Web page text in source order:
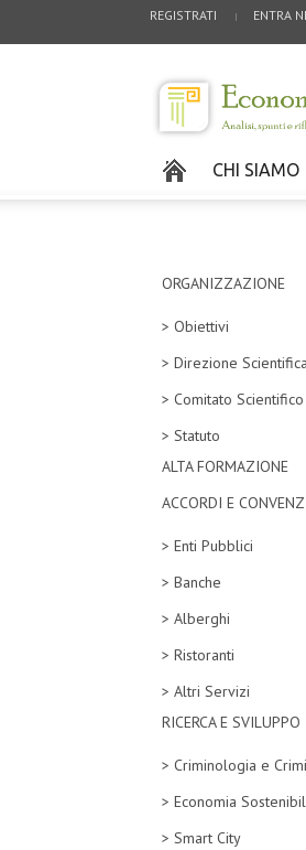
REGISTRATI ENTRA
CHI SIAMO
ORGANIZZAZIONE
> Obiettivi
> Direzione Scientifica
> Comitato Scientifico
> Statuto
ALTA FORMAZIONE
ACCORDI E
> Enti Pubblici
> Banche
> Alberghi
> Ristoranti
> Altri Servizi
RICERCA E SVILUPPO
> Criminologia e
> Economia
> Smart City